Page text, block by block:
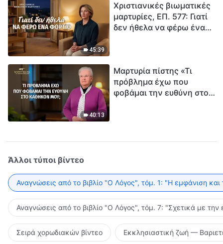
45:39
Χριστιανικές βιωματικές
μαρτυρίες, ΕΠ. 577: Γιατί
δεν ήθελα να φέρω ένα
40:13
Μαρτυρία πίστης «Τι
πρόβλημα έχω που
φοβάμαι την ευθύνη στο
Άλλοι τύποι βίντεο
Αναγνώσεις από το βιβλίο "Ο Λόγος", τόμ. 1: "Η εμφάνιση
Αναγνώσεις από το βιβλίο "Ο Λόγος", τόμ. 7: "Σχετικά με την
Σειρά χορωδιακών βίντεο Εκκλησιαστική ζωή —